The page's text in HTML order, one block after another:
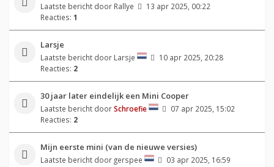
Laatste bericht door Rallye
13 apr 2025, 00:22
Reacties: 1
Larsje
Laatste bericht door Larsje
10 apr 2025, 20:28
Reacties: 2
30 jaar later eindelijk een Mini Cooper
Laatste bericht doorSchroefie
07 apr 2025, 15:02
Reacties: 2
Mijn eerste mini (van de nieuwe versies)
Laatste bericht door gerspee 03 apr 2025, 16:59